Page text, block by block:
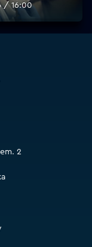
/ 16:00
2